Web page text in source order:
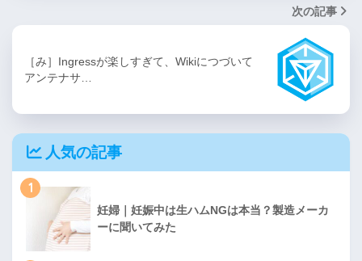
次の記事
［み］Ingressが楽しすぎて、Wikiにつづいて
アンテナサ…
人気の記事
1
妊婦｜妊娠中は生ハムNGは本当？製造メーカ
ーに聞いてみた